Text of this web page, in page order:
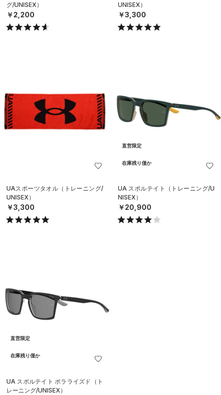
グ/UNISEX）
￥2,200
UNISEX）
￥3,300
UAスポーツタオル（トレーニング/
UNISEX）
￥3,300
直営限定
在庫残り僅か
UA スポルテイト（トレーニング/U
NISEX）
￥20,900
直営限定
在庫残り僅か
UA スポルテイト ポラライズド（ト
レーニング/UNISEX）